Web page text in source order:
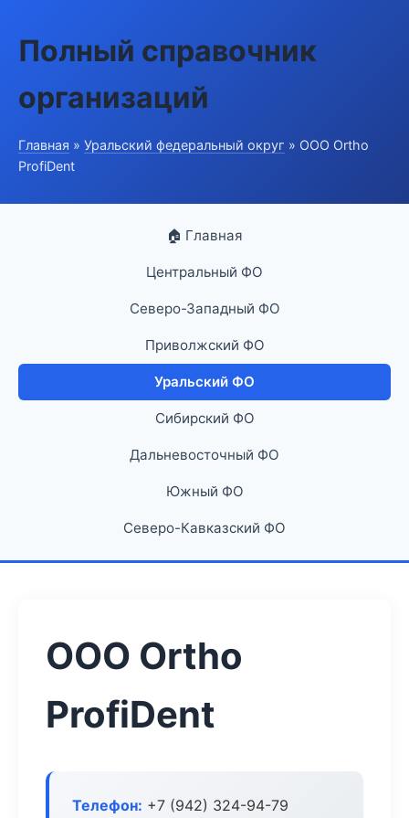
Полный справочник
организаций
Главная » Уральский федеральный округ » ООО Ortho
ProfiDent
🏠 Главная
Центральный ФО
Северо-Западный ФО
Приволжский ФО
Уральский ФО
Сибирский ФО
Дальневосточный ФО
Южный ФО
Северо-Кавказский ФО
ООО Ortho
ProfiDent
Телефон: +7 (942) 324-94-79